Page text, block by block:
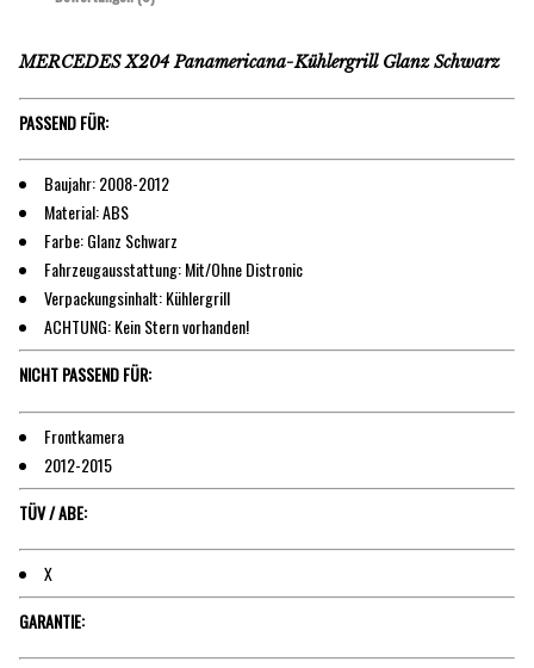
MERCEDES X204 Panamericana-Kühlergrill Glanz Schwarz
PASSEND FÜR:
Baujahr: 2008-2012
Material: ABS
Farbe: Glanz Schwarz
Fahrzeugausstattung: Mit/Ohne Distronic
Verpackungsinhalt: Kühlergrill
ACHTUNG: Kein Stern vorhanden!
NICHT PASSEND FÜR:
Frontkamera
2012-2015
TÜV / ABE:
X
GARANTIE: